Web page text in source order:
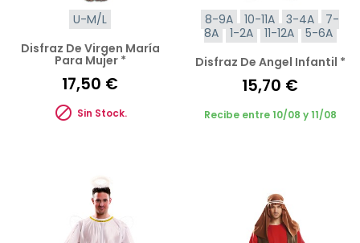
U-M/L
Disfraz De Virgen María
Para Mujer *
17,50 €
 Sin Stock.
8-9A 10-11A 3-4A
7-
8A
1-2A 11-12A
5-6A
Disfraz De Angel Infantil *
15,70 €
Recibe entre 10/08 y 11/08